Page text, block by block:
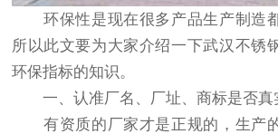
环保性是现在很多产品生产制造都
所以此文要为大家介绍一下武汉不锈
环保指标的知识。
一、认准厂名、厂址、商标是否真
有资质的厂家才是正规的，生产